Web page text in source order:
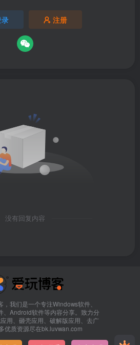
注册
没有回复内容
我们是一个专注Windows软件、
、Android软件等内容分享。致力分
用、砸壳应用、破解版应用、去广
优质资源尽在bk.luvwan.com